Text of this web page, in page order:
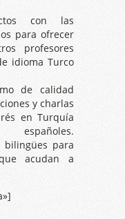
con las
para ofrecer
profesores
idioma Turco
de calidad
y charlas
en Turquía
bilingües para
acudan a